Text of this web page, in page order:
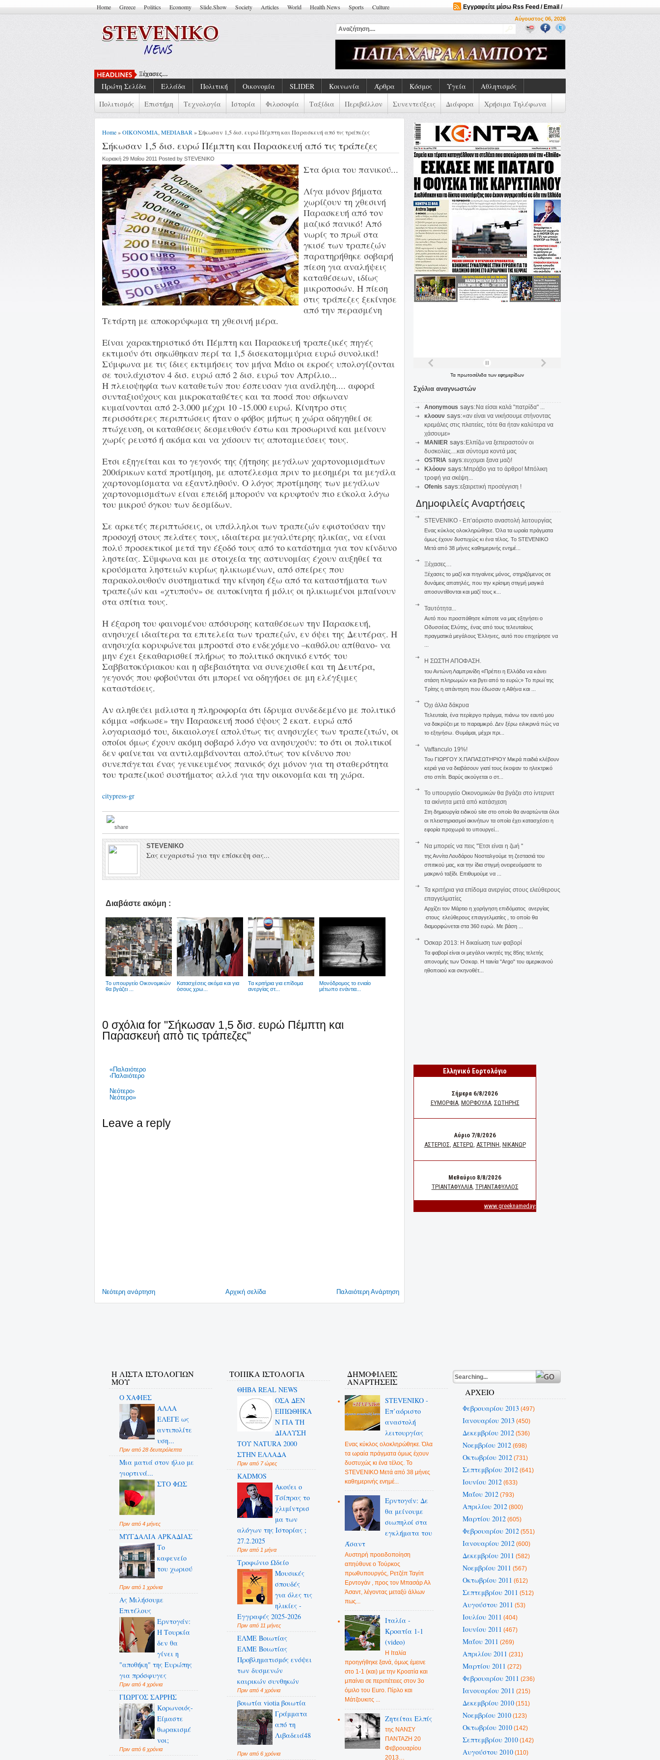
Home Greece Politics Economy Slide.Show Society Articles World Health News Sports Culture Εγγραφείτε μέσω Rss Feed / Email /
Αύγουστος 06, 2026
Ξέχασες…
Πρώτη Σελίδα Ελλάδα Πολιτική Οικονομία SLIDER Κοινωνία Άρθρα Κόσμος Υγεία
Αθλητισμός
Πολιτισμός
Επιστήμη Τεχνολογία Ιστορία Φιλοσοφία Ταξίδια Περιβάλλον Συνεντεύξεις Διάφορα Χρήσιμα Τηλέφωνα
Home»ΟΙΚΟΝΟΜΙΑ MEDIABAR » Σήκωσαν 1,5 δισ. ευρώ Πέμπτη και Παρασκευή από τις τράπεζες
Σήκωσαν 1,5 δισ. ευρώ Πέμπτη και Παρασκευή από τις τράπεζες
Κυριακή 29 Μαΐου 2011 Posted by STEVENIKO
Στα όρια του πανικού...
Λίγα μόνον βήματα
χωρίζουν τη χθεσινή
Παρασκευή από τον
μαζικό πανικό! Από
νωρίς το πρωϊ στα
γκισέ των τραπεζών
παρατηρήθηκε σοβαρή
πίεση για αναλήψεις
καταθέσεων, ιδίως
μικροποσών. Η πίεση
στις τράπεζες ξεκίνησε
από την περασμένη
Τετάρτη με αποκορύφωμα τη χθεσινή μέρα.
Είναι χαρακτηριστικό ότι Πέμπτη και Παρασκευή τραπεζικές πηγές
εκτιμούν ότι σηκώθηκαν περί τα 1,5 δισεκατομμύρια ευρώ συνολικά!
Σύμφωνα με τις ίδιες εκτιμήσεις τον μήνα Μάιο οι εκροές υπολογίζονται
σε τουλάχιστον 4 δισ. ευρώ από 2 δισ. ευρώ τον Απρίλιο...
Η πλειοψηφία των καταθετών που έσπευσαν για ανάληψη.... αφορά
συνταξιούχους και μικροκαταθέτες και τα ποσά που σήκωναν
κυμαίνονται από 2-3.000 μέχρι 10 -15.000 ευρώ. Κίνητρο στις
περισσότερες περιπτώσεις ήταν ο φόβος μήπως η χώρα οδηγηθεί σε
πτώχευση, οι καταθέσεις δεσμευθούν έστω και προσωρινά και μείνουν
χωρίς ρευστό ή ακόμα και να χάσουν τις αποταμιεύσεις τους.
Ετσι εξηγείται και το γεγονός της ζήτησης μεγάλων χαρτονομισμάτων
200άρικων κατά προτίμηση, με αποτέλεσμα πριν το μεσημέρι τα μεγάλα
χαρτονομίσματα να εξαντληθούν. Ο λόγος προτίμησης των μεγάλων
χαρτονομισμάτων είναι επειδή μπορούν να κρυφτούν πιο εύκολα λόγω
του μικρού όγκου των δεσμίδων.
Σε αρκετές περιπτώσεις, οι υπάλληλοι των τραπεζών εφιστούσαν την
προσοχή στους πελάτες τους, ιδιαίτερα μεγαλύτερης ηλικίας, να είναι
πολύ προσεκτικοί μετά την έξοδό τους από το κατάστημα για τον κίνδυνο
ληστείας. Σϋμφωνα και με στοιχεία της αστυνομίας έχουν αυξηθεί τα
κρούσματα ληστειών κυρίως ηλικιωμένων, από σπείρες που
παρακολουθούν συστηματικά την κίνηση έξω από τα καταστήματα των
τραπεζών και «χτυπούν» σε αυτοκίνητα ή μόλις οι ηλικιωμένοι μπαίνουν
στα σπίτια τους.
Η έξαρση του φαινομένου απόσυρσης καταθέσεων την Παρασκευή,
ανησυχεί ιδιαίτερα τα επιτελεία των τραπεζών, εν όψει της Δευτέρας. Η
ανησυχία κορυφώνεται μπροστά στο ενδεχόμενο –καθόλου απίθανο- να
μην έχει ξεκαθαρισθεί πλήρως το πολιτικό σκηνικό εντός του
Σαββατοκύριακου και η αβεβαιότητα να συνεχισθεί και τη Δευτέρα,
γεγονός που φοβούνται ότι μπορεί να οδηγήσει σε μη ελέγξιμες
καταστάσεις.
Αν αληθεύει μάλιστα η πληροφορία ότι ίδρυμα συνδεδεμένο με πολιτικό
κόμμα «σήκωσε» την Παρασκευή ποσό ύψους 2 εκατ. ευρώ από
λογαριασμό του, δικαιολογεί απολύτως τις ανησυχίες των τραπεζιτών, οι
οποίοι όμως έχουν ακόμη σοβαρό λόγο να ανησυχούν: το ότι οι πολιτικοί
δεν φαίνεται να αντιλαμβάνονται απολύτως τον κίνδυνο που
συνεπάγεται ένας γενικευμένος πανικός όχι μόνον για τη σταθερότητα
του τραπεζικού συστήματος αλλά για την οικονομία και τη χώρα.
citypress-gr
STEVENIKO
Σας ευχαριστώ για την επίσκεψη σας...
Διαβάστε ακόμη :
To υπουργείο Οικονομικών
θα βγάζει ...
Κατασχέσεις ακόμα και για
όσους χρω...
Τα κριτήρια για επίδομα
ανεργίας στ...
Μονόδρομος το ενιαίο
μέτωπο ενάντια...
0 σχόλια for "Σήκωσαν 1,5 δισ. ευρώ Πέμπτη και
Παρασκευή από τις τράπεζες"
«Παλαιότερο
‹Παλαιότερο
Νεότερο›
Νεότερο»
Leave a reply
Νεότερη ανάρτηση Παλαιότερη Ανάρτηση
Αρχική σελίδα
Τα πρωτοσέλιδα των εφημερίδων
Σχόλια αναγνωστών
Anonymous says: Να είσαι καλά "πατρίδα" ...
κλοουν says:«αν είναι να νικήσουμε στήνοντας
κρεμάλες στις πλατείες, τότε θα ήταν καλύτερα να
χάσουμε»
MANIER says: Ελπίζω να ξεπεραστούν οι
δυσκολίες....και σύντομα κοντά μας
OSTRIA says:ευχομαι ξανα μαζι!
Κλόουν says: Μπράβο για το άρθρο! Μπόλικη
τροφή για σκέψη...
Ofenis says:εξαιρετική προσέγγιση !
Δημοφιλείς Αναρτήσεις
STEVENIKO - Επ’αόριστο αναστολή λειτουργίας
Ενας κύκλος ολοκληρώθηκε. Όλα τα ωραία πράγματα
όμως έχουν δυστυχώς κι ένα τέλος. Το STEVENIKO
Μετά από 38 μήνες καθημερινής ενημέ...
Ξέχασες…
Ξέχασες το μαζί και πηγαίνεις μόνος, στηριζόμενος σε
δυνάμεις απατηλές, που την κρίσιμη στιγμή μαγικά
αποσυντίθονται και μαζί τους κ...
Ταυτότητα...
Αυτό που προσπάθησε κάποτε να μας εξηγήσει ο
Οδυσσέας Ελύτης, ένας από τους τελευταίους
πραγματικά μεγάλους Έλληνες, αυτό που επιχείρησε να
Η ΣΩΣΤΗ ΑΠΟΦΑΣΗ.
του Αντώνη Λαμπρινίδη «Πρέπει η Ελλάδα να κάνει
στάση πληρωμών και βγει από το ευρώ;» Το πρωί της
Τρίτης η απάντηση που έδωσαν η Αθήνα και ...
Όχι άλλα δάκρυα
Τελευταία, ένα περίεργο πράγμα, πιάνω τον εαυτό μου
να δακρύζει με το παραμικρό. Δεν ξέρω ειλικρινά πώς να
το εξηγήσω. Θυμάμαι, μέχρι πρι...
Vaffanculo 19%!
Του ΓΙΩΡΓΟΥ Χ.ΠΑΠΑΣΩΤΗΡΙΟΥ Μικρά παιδιά κλέβουν
κεριά για να διαβάσουν γιατί τους έκοψαν το ηλεκτρικό
στο σπίτι. Βαρύς ακούγεται ο στ...
To υπουργείο Οικονομικών θα βγάζει στο ίντερνετ
τα ακίνητα μετά από κατάσχεση
Στη δημιουργία ειδικού site στο οποίο θα αναρτώνται όλοι
οι πλειστηριασμοί ακινήτων τα οποία έχει κατασχέσει η
εφορία προχωρά το υπουργεί...
Να μπορείς να πεις ''Έτσι είναι η ζωή ''
της Αννίτα Λουδάρου Νοσταλγούμε τη ζεστασιά του
σπιτικού μας, και την ίδια στιγμή ονειρευόμαστε το
μακρινό ταξίδι. Επιθυμούμε να ...
Τα κριτήρια για επίδομα ανεργίας στους ελεύθερους
επαγγελματίες
Αρχίζει τον Μάρτιο η χορήγηση επιδόματος ανεργίας
στους ελεύθερους επαγγελματίες , το οποίο θα
διαμορφώνεται στα 360 ευρώ. Με βάση ...
Όσκαρ 2013: Η δικαίωση των φαβορί
Τα φαβορί είναι οι μεγάλοι νικητές της 85ης τελετής
απονομής των Όσκαρ. Η ταινία "Αrgo" του αμερικανού
ηθοποιού και σκηνοθέτ...
Η ΛΙΣΤΑ ΙΣΤΟΛΟΓΙΩΝ
ΜΟΥ
Ο ΧΑΦΙΕΣ
ΑΛΛΑ
ΕΛΕΓΕ ως
αντιπολίτε
υση...
Πριν από 28 δευτερόλεπτα
Μια ματιά στον ήλιο με
γιορτινά...
ΣΤΟ ΦΩΣ
Πριν από 4 μήνες
ΜΥΓΔΑΛΙΑ ΑΡΚΑΔΙΑΣ
Το
καφενείο
του χωριού
Πριν από 1 χρόνια
Ας Μιλήσουμε
Επιτέλους
Ερντογάν:
Η Τουρκία
δεν θα
γίνει η
"αποθήκη" της Ευρώπης
για πρόσφυγες
Πριν από 4 χρόνια
ΓΙΩΡΓΟΣ ΣΑΡΡΗΣ
Κορωνοιός-
Είμαστε
θωρακισμέ
νοι;
Πριν από 6 χρόνια
ΤΟΠΙΚΑ ΙΣΤΟΛΟΓΙΑ
ΘΗΒΑ REAL NEWS
ΟΣΑ ΔΕN
ΕΙΠΩΘΗΚΑ
Ν ΓΙΑ ΤΗ
ΔΙΑΛΥΣΗ
ΤΟΥ NATURA 2000
ΣΤΗΝ ΕΛΛΑΔΑ
Πριν από 7 ώρες
KADMOS
Ακούει ο
Τσίπρας το
χλιμίντρισ
μα των
αλόγων της Ιστορίας ;
27.2.2025
Πριν από 1 μήνα
Τροφώνιο Ωδείο
Mουσικές
σπουδές
για όλες τις
ηλικίες -
Εγγραφές 2025-2026
Πριν από 11 μήνες
ΕΛΜΕ Βοιωτίας
ΕΛΜΕ Βοιωτίας
Προβληματισμός ενόψει
των δυσμενών
καιρικών συνθηκών
Πριν από 4 χρόνια
βοιωτία viotia βοιωτία
Γράμματα
από τη
Λιβαδειά48
Πριν από 6 χρόνια
ΔΗΜΟΦΙΛΕΊΣ
ΑΝΑΡΤΉΣΕΙΣ
STEVENIKO -
Επ’αόριστο
αναστολή
λειτουργίας
Ενας κύκλος ολοκληρώθηκε. Όλα
τα ωραία πράγματα όμως έχουν
δυστυχώς κι ένα τέλος. Το
STEVENIKO Μετά από 38 μήνες
καθημερινής ενημέ...
Ερντογάν: Δε
θα μείνουμε
σιωπηλοί στα
εγκλήματα του
Άσαντ
Αυστηρή προειδοποίηση
απηύθυνε ο Τούρκος
πρωθυπουργός, Ρετζέπ Ταγίπ
Ερντογάν , προς τον Μπασάρ Αλ
Άσαντ, λέγοντας μεταξύ άλλων
πως...
Ιταλία -
Κροατία 1-1
(video)
Η Ιταλία
προηγήθηκε ξανά, όμως έμεινε
στο 1-1 (και) με την Κροατία και
μπαίνει σε περιπέτειες στον 3ο
όμιλο του Euro. Πίρλο και
Μάτζουκιτς ...
Ζητείται Ελπίς
της ΝΑΝΣΥ
ΠΑΝΤΑΖΗ 20
Φεβρουαρίου
2013…
ΑΡΧΕΙΟ
Φεβρουαρίου 2013 (497)
Ιανουαρίου 2013 (450)
Δεκεμβρίου 2012(536)
Νοεμβρίου 2012(698)
Οκτωβρίου 2012(731)
Σεπτεμβρίου 2012(641)
Ιουνίου 2012(633)
Μαΐου 2012(793)
Απριλίου 2012(800)
Μαρτίου 2012(605)
Φεβρουαρίου 2012(551)
Ιανουαρίου 2012(600)
Δεκεμβρίου 2011 (582)
Νοεμβρίου 2011 (567)
Οκτωβρίου 2011 (612)
Σεπτεμβρίου 2011 (512)
Αυγούστου 2011 (53)
Ιουλίου 2011 (404)
Ιουνίου 2011 (467)
Μαΐου 2011 (269)
Απριλίου 2011 (231)
Μαρτίου 2011 (272)
Φεβρουαρίου 2011 (236)
Ιανουαρίου 2011 (215)
Δεκεμβρίου 2010(151)
Νοεμβρίου 2010(123)
Οκτωβρίου 2010(142)
Σεπτεμβρίου 2010(142)
Αυγούστου 2010(110)